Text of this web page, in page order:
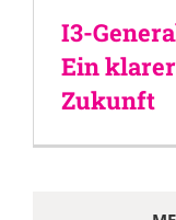
I3-
Ein
Zukunft